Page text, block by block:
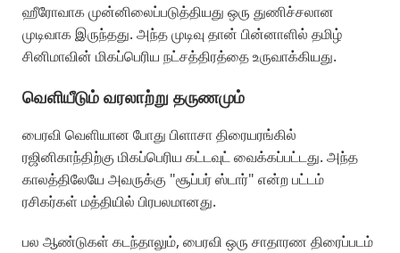
ஹீரோவாக முன்னிலைப்படுத்தியது ஒரு துணிச்சலான
முடிவாக இருந்தது. அந்த முடிவு தான் பின்னாளில் தமிழ்
சினிமாவின் மிகப்பெரிய நட்சத்திரத்தை உருவாக்கியது.
வெளியீடும் வரலாற்று தருணமும்
பைரவி வெளியான போது பிளாசா திரையரங்கில்
ரஜினிகாந்திற்கு மிகப்பெரிய கட்டவுட் வைக்கப்பட்டது. அந்த
காலத்திலேயே அவருக்கு "சூப்பர் ஸ்டார்" என்ற பட்டம்
ரசிகர்கள் மத்தியில் பிரபலமானது.
பல ஆண்டுகள் கடந்தாலும், பைரவி ஒரு சாதாரண திரைப்படம்